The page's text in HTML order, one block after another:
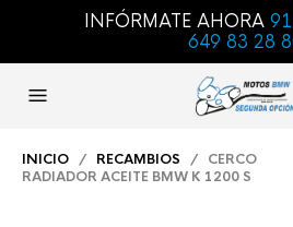
INFÓRMATE AHORA
649 83 28
INICIO / RECAMBIOS / CERCO
RADIADOR ACEITE BMW K 1200 S